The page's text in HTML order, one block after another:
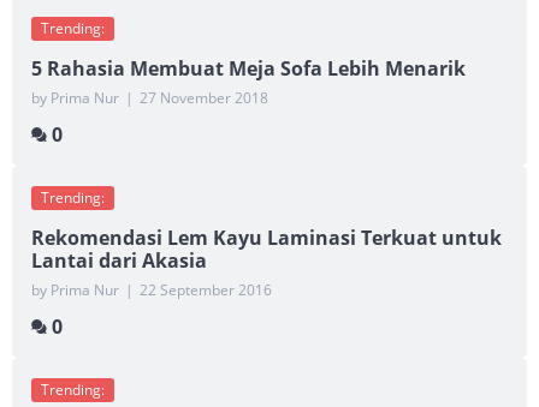
Trending:
5 Rahasia Membuat Meja Sofa Lebih Menarik
by Prima Nur | 27 November 2018
0
Trending:
Rekomendasi Lem Kayu Laminasi Terkuat untuk
Lantai dari Akasia
by Prima Nur | 22 September 2016
0
Trending: